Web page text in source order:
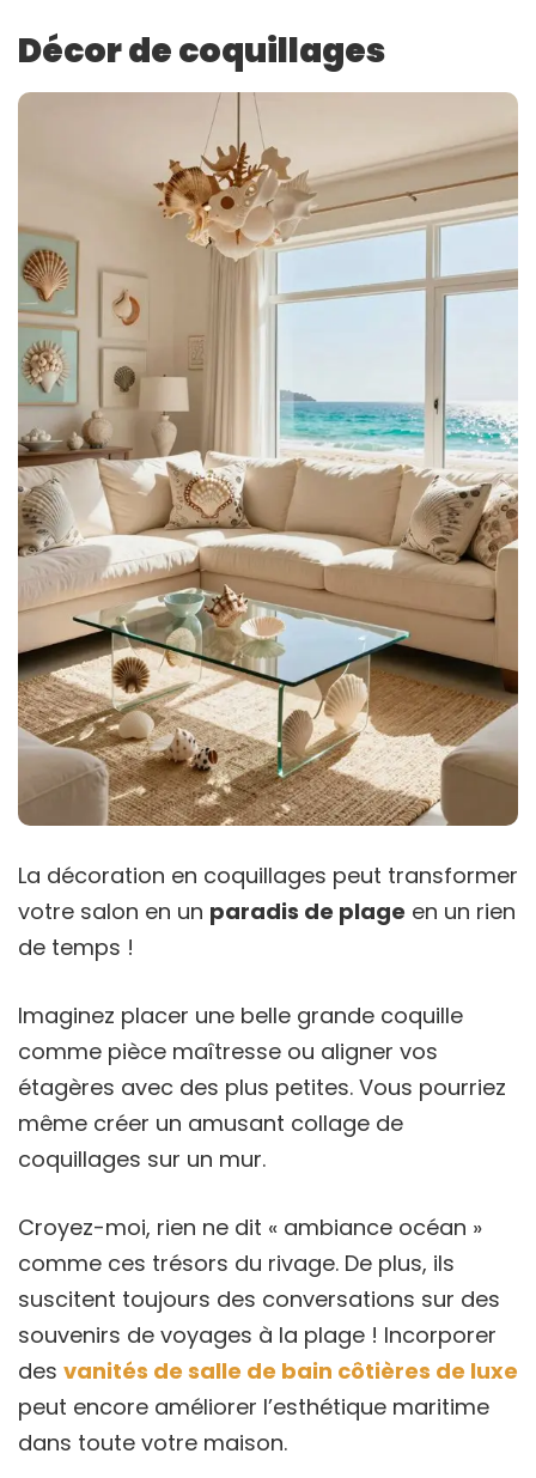
Décor de coquillages
La décoration en coquillages peut transformer
votre salon en un paradis de plage en un rien
de temps !
Imaginez placer une belle grande coquille
comme pièce maîtresse ou aligner vos
étagères avec des plus petites. Vous pourriez
même créer un amusant collage de
coquillages sur un mur.
Croyez-moi, rien ne dit « ambiance océan »
comme ces trésors du rivage. De plus, ils
suscitent toujours des conversations sur des
souvenirs de voyages à la plage ! Incorporer
des vanités de salle de bain côtières de luxe
peut encore améliorer l’esthétique maritime
dans toute votre maison.